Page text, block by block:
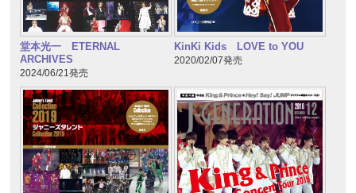
堂本光一 ETERNAL
ARCHIVES
2024/06/21発売
KinKi Kids LOVE to YOU
2020/02/07発売